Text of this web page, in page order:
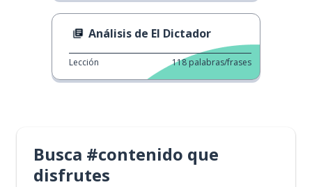
Análisis de El Dictador
Lección 118 palabras/frases
Busca #contenido que
disfrutes